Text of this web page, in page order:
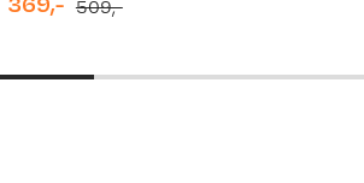
509,-